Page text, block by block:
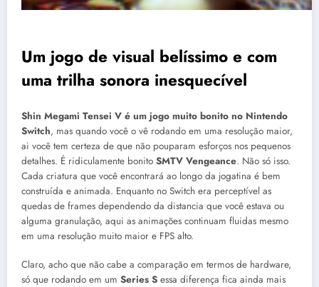
Um jogo de visual belíssimo e com
uma trilha sonora inesquecível
Shin Megami Tensei V é um jogo muito bonito no Nintendo
Switch, mas quando você o vê rodando em uma resolução maior,
ai você tem certeza de que não pouparam esforços nos pequenos
detalhes. É ridiculamente bonito SMTV Vengeance. Não só isso.
Cada criatura que você encontrará ao longo da jogatina é bem
construída e animada. Enquanto no Switch era perceptível as
quedas de frames dependendo da distancia que você estava ou
alguma granulação, aqui as animações continuam fluidas mesmo
em uma resolução muito maior e FPS alto.
Claro, acho que não cabe a comparação em termos de hardware,
só que rodando em um Series S essa diferença fica ainda mais